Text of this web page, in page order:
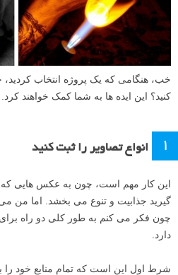
خب، هنگامی که یک پروژه انتخاب کردید،
کنید؟ این ایده ها به شما کمک خواهند کرد.
۱ انواع تصاویر را ثبت کنید
این کار مهم است، چون به عکس هایی
گیرید جذابیت و تنوع می بخشد. اما من
چون فکر می کنم به طور کلی دو راه
دارد.
شرط اول این است که تمام منابع خود